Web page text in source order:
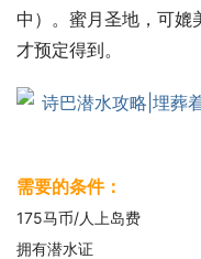
中）。蜜月圣地，可媲
才预定得到。
需要的条件：
175马币/人上岛费
拥有潜水证